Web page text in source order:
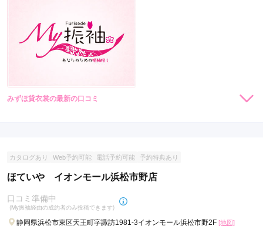
みずほ貸衣裳の最新の口コミ
カタログあり Web予約可能 電話予約可能 予約特典あり
ほていや イオンモール浜松市野店
口コミ準備中
(My振袖経由の成約者のみ投稿できます)
静岡県浜松市東区天王町字諏訪1981-3イオンモール浜松市野2F [地図]